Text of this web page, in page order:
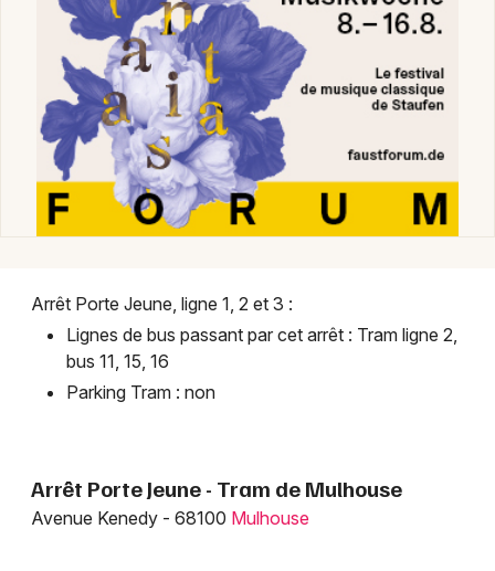
Jeux concours
Newsletter des sorties
Artistes en tournée
Actus à Mulhouse
Magazine à Mulhouse
Restaurants
Arrêt Porte Jeune, ligne 1, 2 et 3 :
Lignes de bus passant par cet arrêt : Tram ligne 2,
bus 11, 15, 16
Parking Tram : non
Arrêt Porte Jeune - Tram de Mulhouse
Avenue Kenedy - 68100 Mulhouse